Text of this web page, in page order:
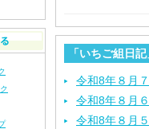
「いちご組日
令和8年８月７
令和8年８月６
令和8年８月５